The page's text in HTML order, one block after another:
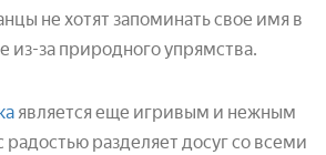
не хотят запоминать свое имя в
из-за природного упрямства.
является еще игривым и нежным
разделяет досуг со всеми